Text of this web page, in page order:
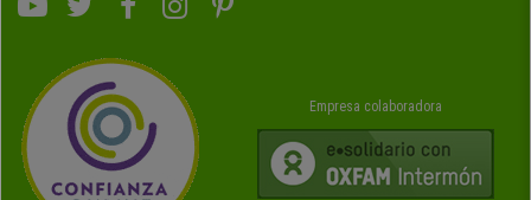
Empresa colaboradora